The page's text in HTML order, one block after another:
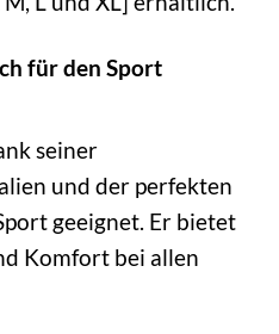
für den Sport
seiner
und der perfekten
geeignet. Er bietet
Komfort bei allen